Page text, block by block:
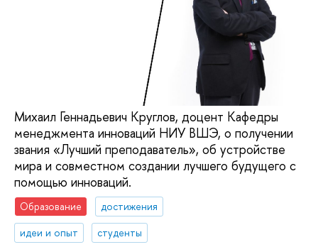
Михаил Геннадьевич Круглов, доцент Кафедры
менеджмента инноваций НИУ ВШЭ, о получении
звания «Лучший преподаватель», об устройстве
мира и совместном создании лучшего будущего с
помощью инноваций.
Образование
достижения
идеи и опыт
студенты